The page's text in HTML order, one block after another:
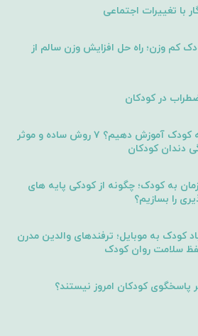
با تغییرات اجتماعی
کم وزن؛ راه حل افزایش وزن سالم از
در کودکان
چطوری مسواک زدن را به کودک آموزش دهیم؟ ۷ روش ساده و موثر
دندان کودکان
به کودک؛ چگونه از کودکی پایه های
را بسازیم؟
کودک به موبایل؛ ترفندهای والدین مدرن
سلامت روان کودک
کودکان امروز نیستند؟